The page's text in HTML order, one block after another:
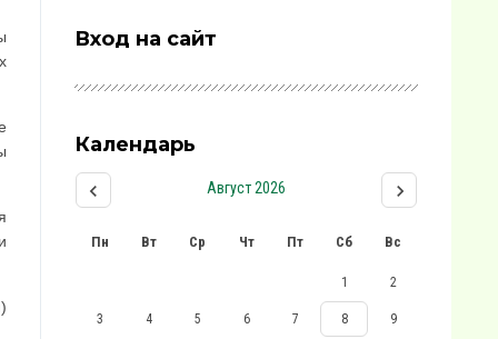
Вход на сайт
Календарь
Август 2026
Пн Вт Ср Чт Пт Сб Вс
1 2
3 4 5 6 7 8 9